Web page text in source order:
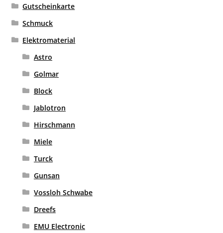
Gutscheinkarte
Schmuck
Elektromaterial
Astro
Golmar
Block
Jablotron
Hirschmann
Miele
Turck
Gunsan
Vossloh Schwabe
Dreefs
EMU Electronic